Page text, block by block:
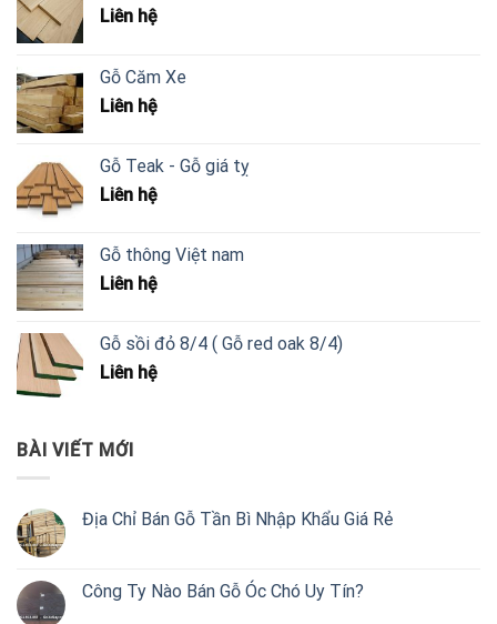
Liên hệ
Gỗ Căm Xe
Liên hệ
Gỗ Teak - Gỗ giá tỵ
Liên hệ
Gỗ thông Việt nam
Liên hệ
Gỗ sồi đỏ 8/4 ( Gỗ red oak 8/4)
Liên hệ
BÀI VIẾT MỚI
Địa Chỉ Bán Gỗ Tần Bì Nhập Khẩu Giá Rẻ
Công Ty Nào Bán Gỗ Óc Chó Uy Tín?